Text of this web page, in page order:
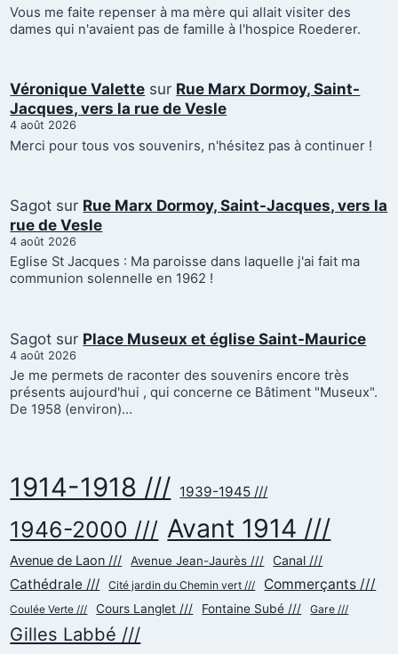
Vous me faite repenser à ma mère qui allait visiter des
dames qui n'avaient pas de famille à l'hospice Roederer.
Véronique Valette sur Rue Marx Dormoy, Saint-
Jacques, vers la rue de Vesle
4 août 2026
Merci pour tous vos souvenirs, n'hésitez pas à continuer !
Sagot sur Rue Marx Dormoy, Saint-Jacques, vers la
rue de Vesle
4 août 2026
Eglise St Jacques : Ma paroisse dans laquelle j'ai fait ma
communion solennelle en 1962 !
Sagot sur Place Museux et église Saint-Maurice
4 août 2026
Je me permets de raconter des souvenirs encore très
présents aujourd'hui , qui concerne ce Bâtiment "Museux".
De 1958 (environ)…
1914-1918 /// 1939-1945 ///
1946-2000 /// Avant 1914 ///
Avenue de Laon /// Avenue Jean-Jaurès /// Canal ///
Cathédrale /// Cité jardin du Chemin vert /// Commerçants ///
Coulée Verte /// Cours Langlet /// Fontaine Subé /// Gare ///
Gilles Labbé ///